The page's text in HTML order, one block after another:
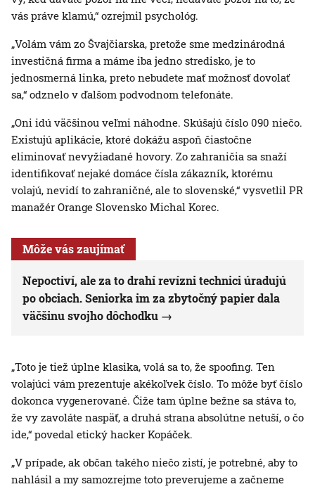
vás práve klamú,“ ozrejmil psychológ.
„Volám vám zo Švajčiarska, pretože sme medzinárodná
investičná firma a máme iba jedno stredisko, je to
jednosmerná linka, preto nebudete mať možnosť dovolať
sa,“ odznelo v ďalšom podvodnom telefonáte.
„Oni idú väčšinou veľmi náhodne. Skúšajú číslo 090 niečo.
Existujú aplikácie, ktoré dokážu aspoň čiastočne
eliminovať nevyžiadané hovory. Zo zahraničia sa snaží
identifikovať nejaké domáce čísla zákazník, ktorému
volajú, nevidí to zahraničné, ale to slovenské,“ vysvetlil PR
manažér Orange Slovensko Michal Korec.
Môže vás zaujímať
Nepoctiví, ale za to drahí revízni technici úradujú
po obciach. Seniorka im za zbytočný papier dala
väčšinu svojho dôchodku
„Toto je tiež úplne klasika, volá sa to, že spoofing. Ten
volajúci vám prezentuje akékoľvek číslo. To môže byť číslo
dokonca vygenerované. Čiže tam úplne bežne sa stáva to,
že vy zavoláte naspäť, a druhá strana absolútne netuší, o čo
ide,“ povedal etický hacker Kopáček.
„V prípade, ak občan takého niečo zistí, je potrebné, aby to
nahlásil a my samozrejme toto preverujeme a začneme